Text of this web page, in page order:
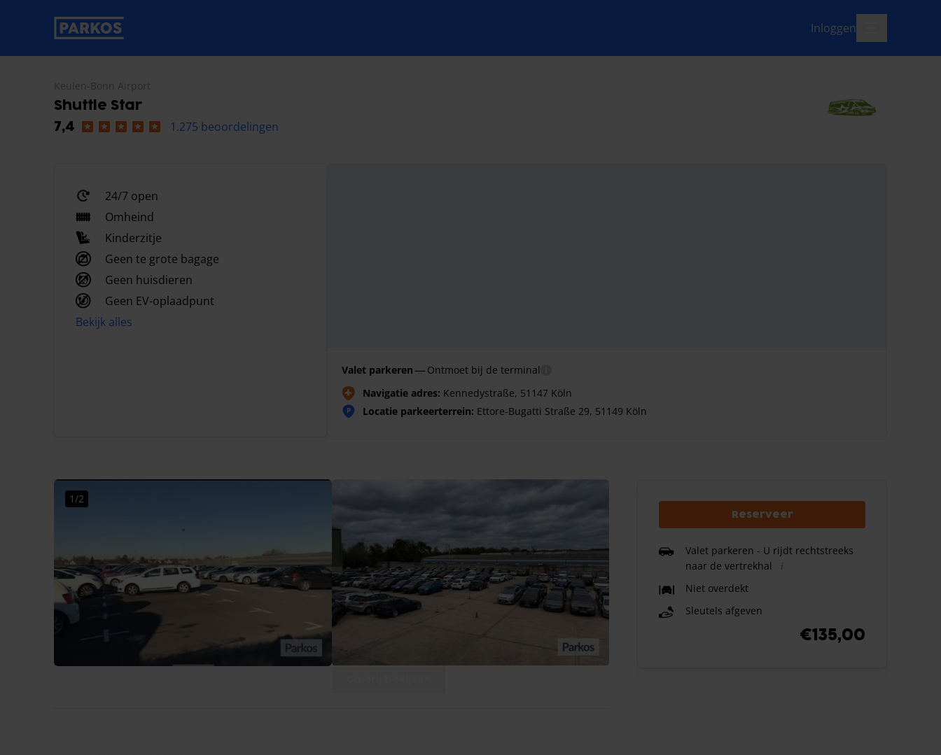
label-voor-primaire-navigatie Inloggen
Keulen-Bonn Airport
Shuttle Star
7,4
1.275 beoordelingen
24/7 open
Omheind
Kinderzitje
Geen te grote bagage
Geen huisdieren
Geen EV-oplaadpunt
Bekijk alles
Valet parkeren — Ontmoet bij de terminal
Navigatie adres: Kennedystraße, 51147 Köln
P Locatie parkeerterrein: Ettore-Bugatti Straße 29, 51149 Köln
1/2
Reserveer
Valet parkeren - U rijdt rechtstreeks
naar de vertrekhal
Niet overdekt
Sleutels afgeven
€135,00